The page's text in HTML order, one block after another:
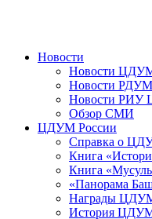
Новости
Новости
Новости РДУМ
Новости РИУ
Обзор СМИ
ЦДУМ России
Справка о
Книга
Книга
«Панорама
Награды
История ЦДУМ